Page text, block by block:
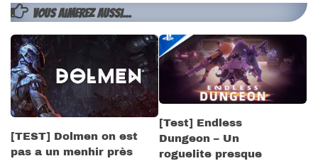
VOUS AIMEREZ AUSSI...
[TEST] Dolmen on est
pas a un menhir près
[Test] Endless
Dungeon – Un
roguelite presque